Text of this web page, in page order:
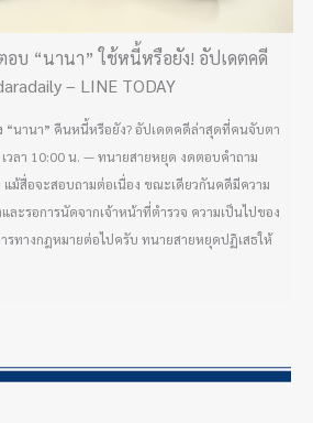
อบ “นานา” ใช้หนี้หรือยัง! อัปเดตคดี
– LINE TODAY
“นานา” คืนหนี้หรือยัง? อัปเดตคดีล่าสุดที่คนจับตา
วลา 10:00 น. — ทนายสายหยุด งดตอบคำถาม
แม้สื่อจะสอบถามต่อเนื่อง ขณะเดียวกันคดีมีความ
ละรอการนัดจากเจ้าหน้าที่ตำรวจ ความเป็นไปของ
รทางกฎหมายต่อไปครับ ทนายสายหยุดปฏิเสธให้